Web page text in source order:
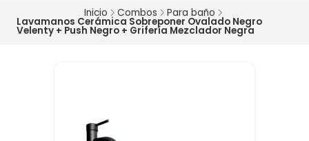
Inicio Combos Para baño
Lavamanos Cerámica Sobreponer Ovalado Negro
Velenty + Push Negro + Grifería Mezclador Negra